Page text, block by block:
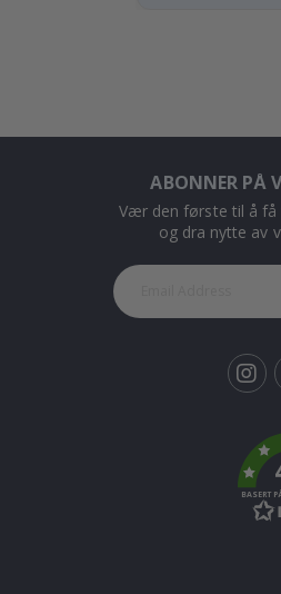
ABONNER PÅ
Vær den første til å få
og dra nytte av
BASERT